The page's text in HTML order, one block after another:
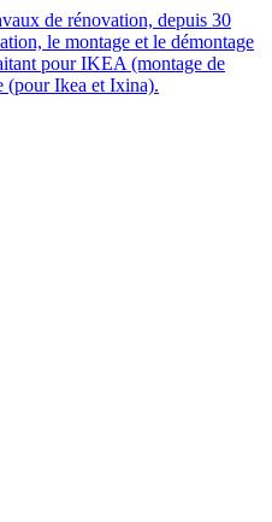
de rénovation, depuis 30
le montage et le démontage
pour IKEA (montage de
(pour Ikea et Ixina).